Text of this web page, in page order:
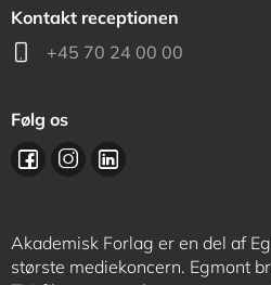
Kontakt receptionen
+45 70 24 00 00
Følg os
Akademisk Forlag er en del af
største mediekoncern. Egmont